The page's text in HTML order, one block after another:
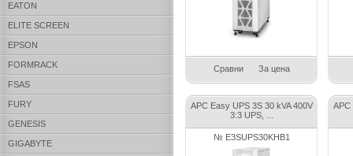
EATON
ELITE SCREEN
EPSON
FORMRACK
FSAS
FURY
GENESIS
GIGABYTE
Сравни За цена
APC Easy UPS 3S 30 kVA 400V
3:3 UPS, ...
№ E3SUPS30KHB1
APC